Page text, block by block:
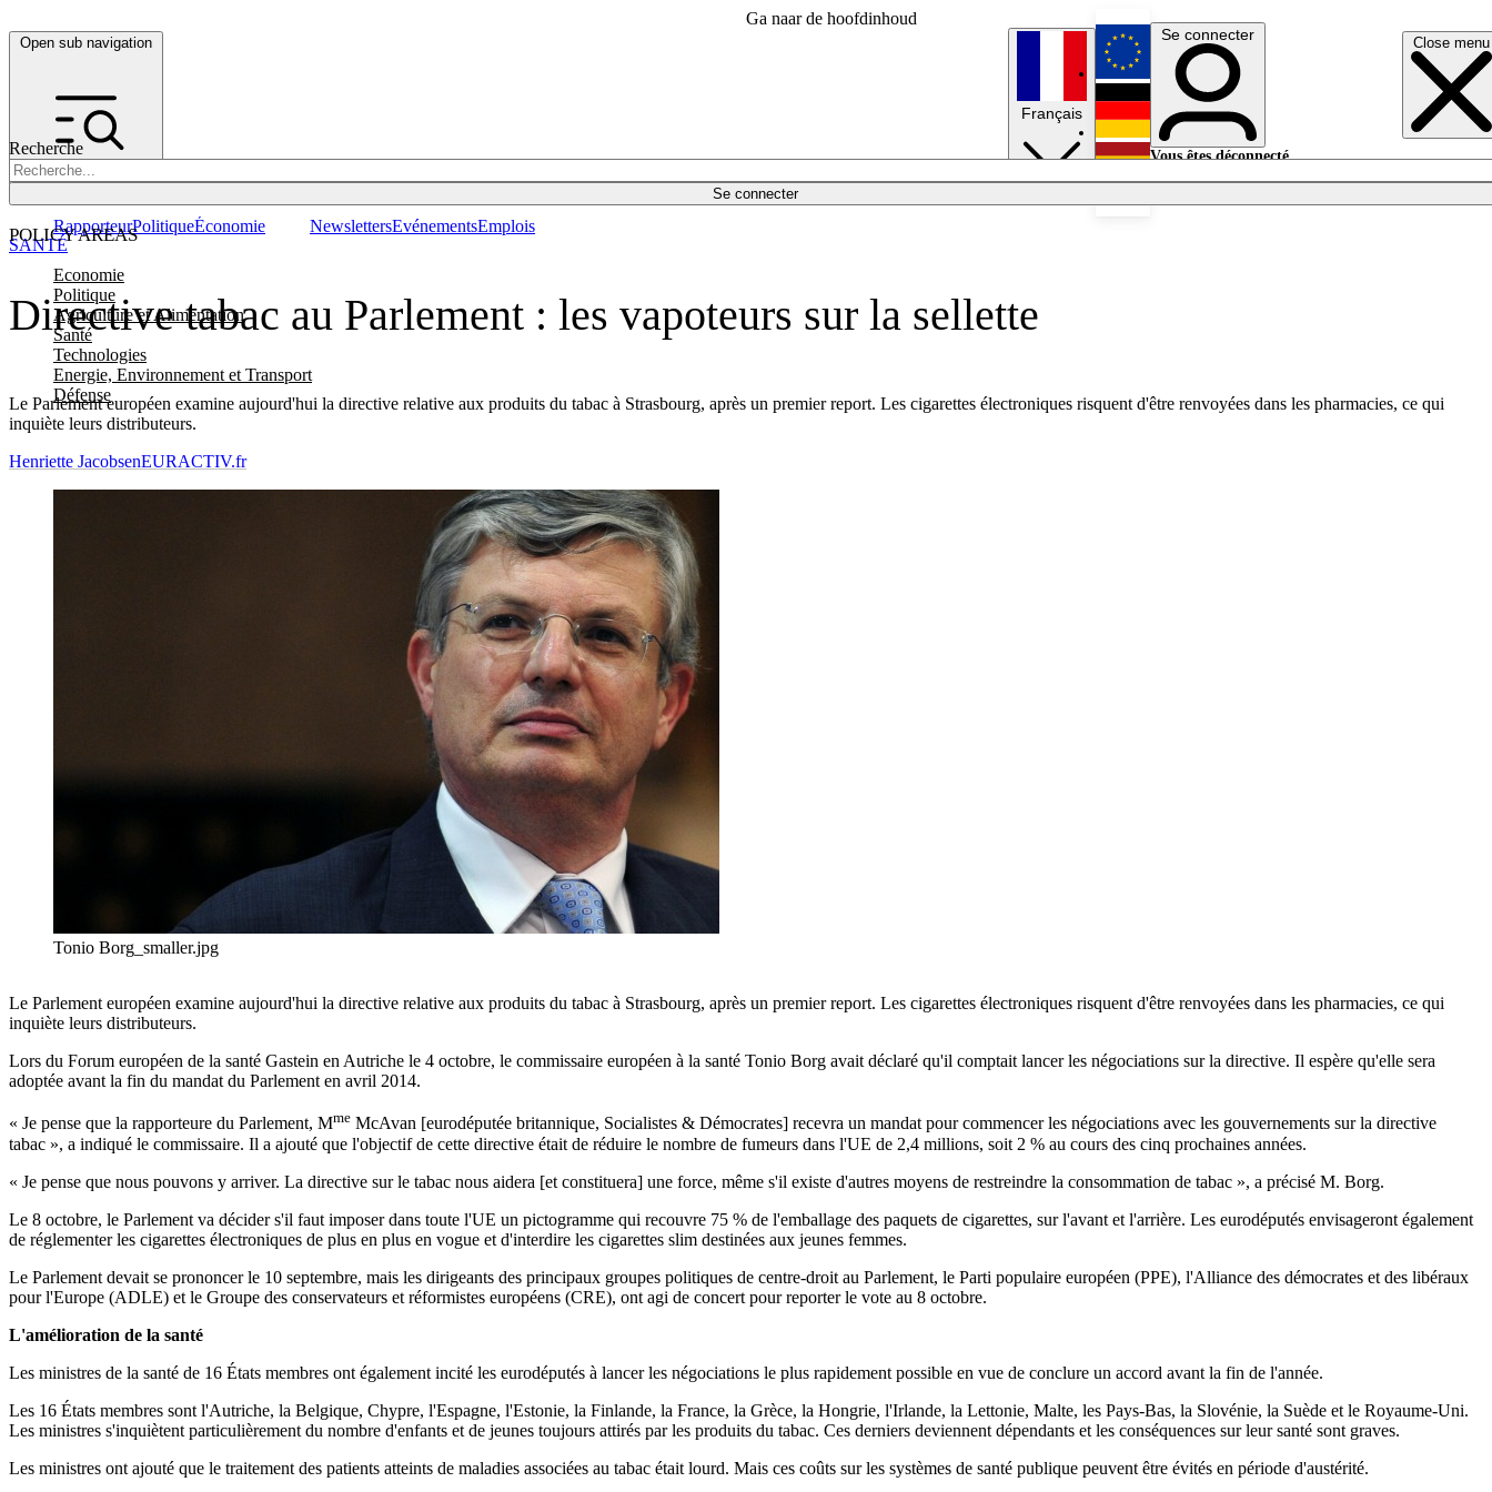
Ga naar de hoofdinhoud
Open sub navigation Close menu
Recherche
Se connecter
POLICY AREAS
Economie
Politique
Agriculture et Alimentation
Santé
Technologies
Energie, Environnement et Transport
Défense
RapporteurPolitiqueÉconomie NewslettersEvénementsEmplois
Français
English
Deutsch
Se connecter
Vous êtes déconnecté.
Directive tabac au Parlement : les vapoteurs sur la sellette
Le Parlement européen examine aujourd'hui la directive relative aux produits du tabac à Strasbourg, après un premier report. Les cigarettes électroniques risquent d'être renvoyées dans les pharmacies, ce qui
inquiète leurs distributeurs.
SANTÉ
Henriette JacobsenEURACTIV.fr
Tonio Borg_smaller.jpg
Le Parlement européen examine aujourd'hui la directive relative aux produits du tabac à Strasbourg, après un premier report. Les cigarettes électroniques risquent d'être renvoyées dans les pharmacies, ce qui
inquiète leurs distributeurs.
Lors du Forum européen de la santé Gastein en Autriche le 4 octobre, le commissaire européen à la santé Tonio Borg avait déclaré qu'il comptait lancer les négociations sur la directive. Il espère qu'elle sera
adoptée avant la fin du mandat du Parlement en avril 2014.
« Je pense que la rapporteure du Parlement, Mme McAvan [eurodéputée britannique, Socialistes & Démocrates] recevra un mandat pour commencer les négociations avec les gouvernements sur la directive
tabac », a indiqué le commissaire. Il a ajouté que l'objectif de cette directive était de réduire le nombre de fumeurs dans l'UE de 2,4 millions, soit 2 % au cours des cinq prochaines années.
« Je pense que nous pouvons y arriver. La directive sur le tabac nous aidera [et constituera] une force, même s'il existe d'autres moyens de restreindre la consommation de tabac », a précisé M. Borg.
Le 8 octobre, le Parlement va décider s'il faut imposer dans toute l'UE un pictogramme qui recouvre 75 % de l'emballage des paquets de cigarettes, sur l'avant et l'arrière. Les eurodéputés envisageront également
de réglementer les cigarettes électroniques de plus en plus en vogue et d'interdire les cigarettes slim destinées aux jeunes femmes.
Le Parlement devait se prononcer le 10 septembre, mais les dirigeants des principaux groupes politiques de centre-droit au Parlement, le Parti populaire européen (PPE), l'Alliance des démocrates et des libéraux
pour l'Europe (ADLE) et le Groupe des conservateurs et réformistes européens (CRE), ont agi de concert pour reporter le vote au 8 octobre.
L'amélioration de la santé
Les ministres de la santé de 16 États membres ont également incité les eurodéputés à lancer les négociations le plus rapidement possible en vue de conclure un accord avant la fin de l'année.
Les 16 États membres sont l'Autriche, la Belgique, Chypre, l'Espagne, l'Estonie, la Finlande, la France, la Grèce, la Hongrie, l'Irlande, la Lettonie, Malte, les Pays-Bas, la Slovénie, la Suède et le Royaume-Uni.
Les ministres s'inquiètent particulièrement du nombre d'enfants et de jeunes toujours attirés par les produits du tabac. Ces derniers deviennent dépendants et les conséquences sur leur santé sont graves.
Les ministres ont ajouté que le traitement des patients atteints de maladies associées au tabac était lourd. Mais ces coûts sur les systèmes de santé publique peuvent être évités en période d'austérité.